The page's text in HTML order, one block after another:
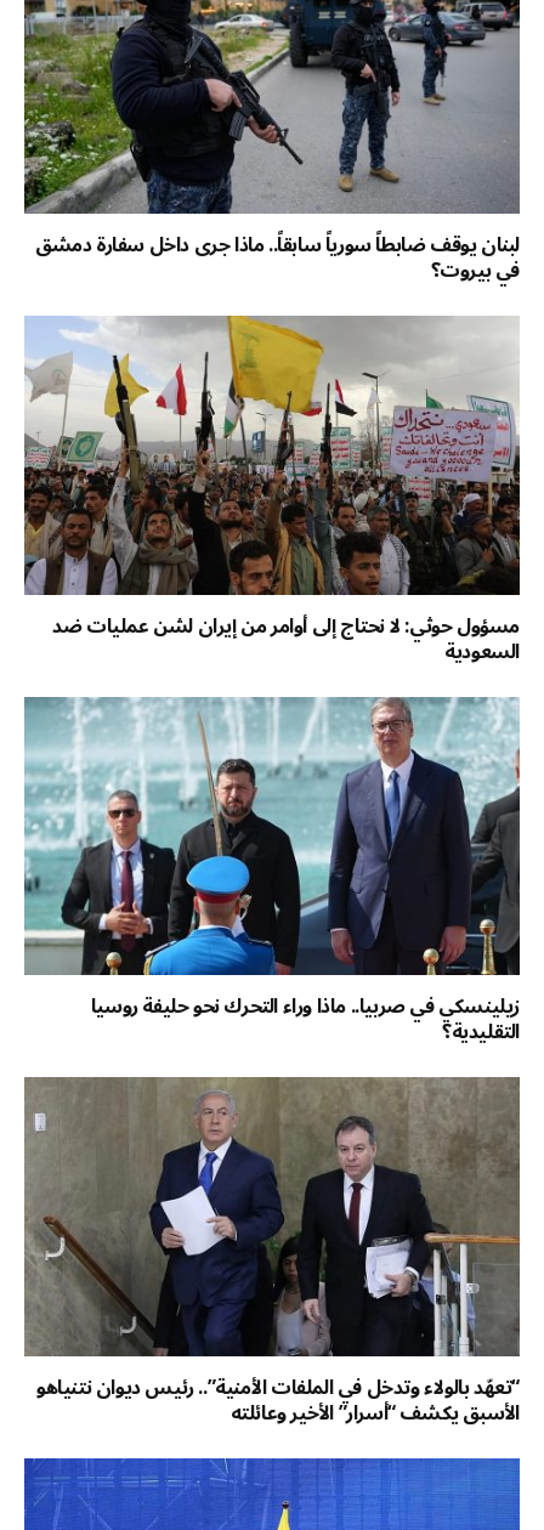
لبنان يوقف ضابطاً سورياً سابقاً.. ماذا جرى داخل سفارة دمشق
في بيروت؟
مسؤول حوثي: لا نحتاج إلى أوامر من إيران لشن عمليات ضد
السعودية
زيلينسكي في صربيا.. ماذا وراء التحرك نحو حليفة روسيا
التقليدية؟
“تعهّد بالولاء وتدخل في الملفات الأمنية”.. رئيس ديوان نتنياهو
الأسبق يكشف “أسرار” الأخير وعائلته